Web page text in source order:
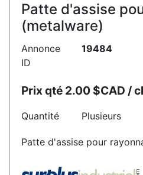
Patte d'assise
(metalware)
Annonce
ID
19484
Prix qté 2.00 $CAD /
Quantité Plusieurs
Patte d'assise pour